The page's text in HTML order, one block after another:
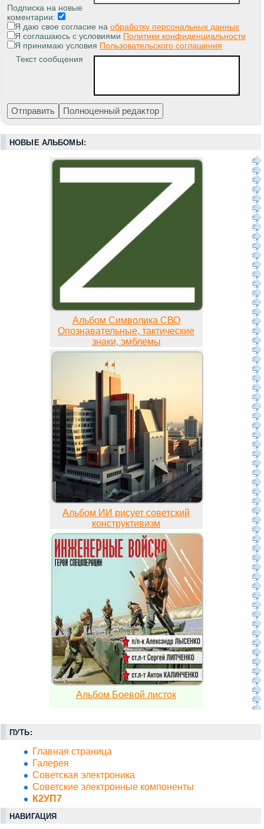
Подписка на новые
коментарии:
Я даю свое согласие на обработку персональных данных
Я соглашаюсь с условиями Политики конфиденциальности
Я принимаю условия Пользовательского соглашения
Текст сообщения
НОВЫЕ АЛЬБОМЫ:
Альбом Символика СВО
Опознавательные, тактические
знаки, эмблемы
Альбом ИИ рисует советский
конструктивизм
Альбом Боевой листок
ПУТЬ:
Главная страница
Галерея
Советская электроника
Советские электронные компоненты
К2УП7
НАВИГАЦИЯ